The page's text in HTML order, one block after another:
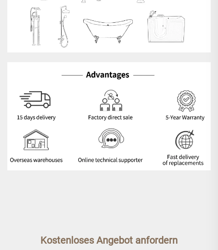
Kostenloses Angebot anfordern